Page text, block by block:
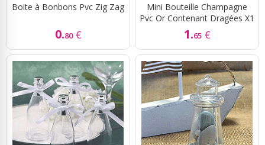
Boite à Bonbons Pvc Zig Zag
0.80 €
Mini Bouteille Champagne
Pvc Or Contenant Dragées X1
1.65 €